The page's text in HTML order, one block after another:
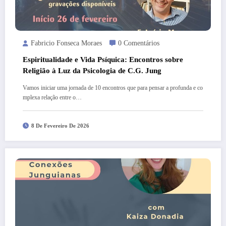
Fabricio Fonseca Moraes 0 Comentários
Espiritualidade e Vida Psíquica: Encontros sobre
Religião à Luz da Psicologia de C.G. Jung
Vamos iniciar uma jornada de 10 encontros que para pensar a profunda e co
mplexa relação entre o…
8 De Fevereiro De 2026